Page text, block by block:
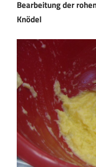
Bearbeitung der
Knödel